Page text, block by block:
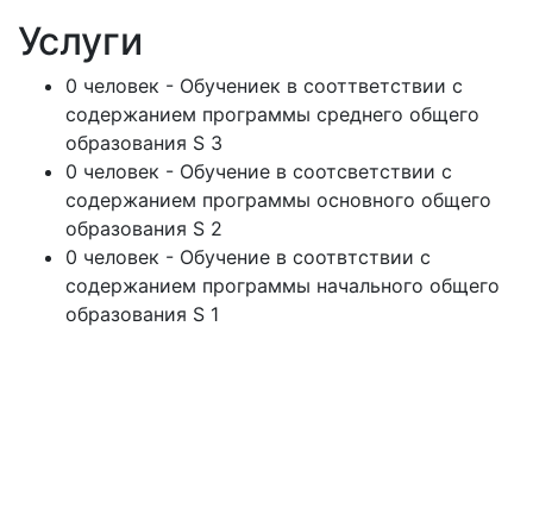
Услуги
0 человек - Обучениек в сооттветствии с
содержанием программы среднего общего
образования S 3
0 человек - Обучение в соотсветствии с
содержанием программы основного общего
образования S 2
0 человек - Обучение в соотвтствии с
содержанием программы начального общего
образования S 1